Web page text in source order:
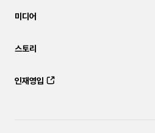
미디어
스토리
인재영입